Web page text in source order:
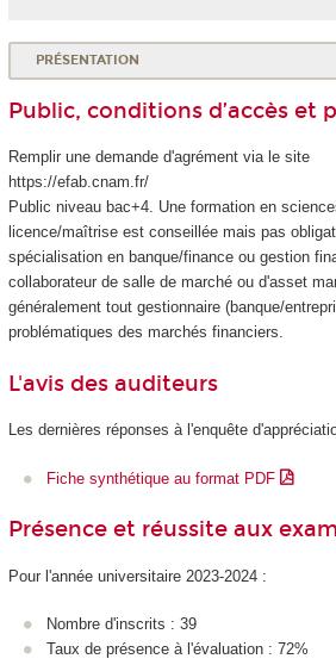
PRÉSENTATION
Public, conditions d’accès et
Remplir une demande d'agrémentvia le site
https://efab.cnam.fr/
Public niveau bac+4. Une formation en
licence/maîtrise est conseillée mais pas
spécialisation en banque/finance ou gestion
collaborateur de salle de marché ou d'asset
généralement tout gestionnaire (banque/
problématiques des marchés financiers.
L'avis des auditeurs
Les dernières réponses à l'enquête
Fiche synthétique au format PDF
Présence et réussite aux
Pour l'année universitaire 2023-2024 :
Nombre d'inscrits : 39
Taux de présence à l'évaluation : 72%